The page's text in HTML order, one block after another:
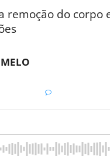
do corpo